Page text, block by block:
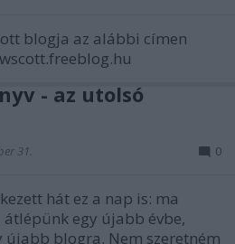
blogja az alábbi címen
- az utolsó
31. 0
hát ez a nap is: ma
egy újabb évbe,
újabb blogra. Nem szeretném